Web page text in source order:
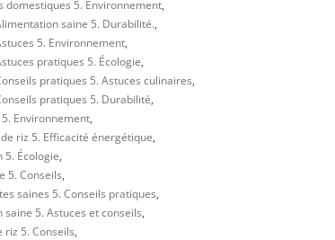
domestiques 5. Environnement,
saine 5. Durabilité.,
5. Environnement,
pratiques 5. Écologie,
pratiques 5. Astuces culinaires,
pratiques 5. Durabilité,
Environnement,
riz 5. Efficacité énergétique,
Écologie,
5. Conseils,
saines 5. Conseils pratiques,
5. Astuces et conseils,
5. Conseils,